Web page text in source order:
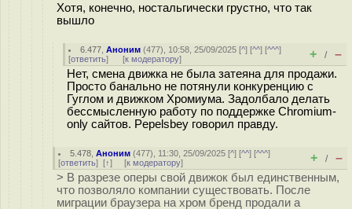
Хотя, конечно, ностальгически грустно, что так
вышло
6.477 ,Аноним (477), 10:58, 25/09/2025 [^] [^^] [^^^]
[ответить] [к модератору] + / –
Нет, смена движка не была затеяна для продажи.
Просто банально не потянули конкуренцию с
Гуглом и движком Хромиума. Задолбало делать
бессмысленную работу по поддержке Chromium-
only сайтов. Pepelsbey говорил правду.
5.478 ,Аноним (477), 11:30, 25/09/2025 [^] [^^] [^^^]
[ответить] [↑] [к модератору] + / –
> В разрезе оперы свой движок был единственным,
что позволяло компании существовать. После
миграции браузера на хром бренд продали а